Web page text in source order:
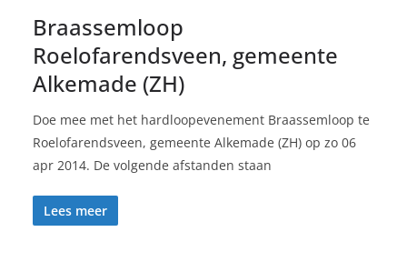
Braassemloop
Roelofarendsveen, gemeente
Alkemade (ZH)
Doe mee met het hardloopevenement Braassemloop te
Roelofarendsveen, gemeente Alkemade (ZH) op zo 06
apr 2014. De volgende afstanden staan
Lees meer